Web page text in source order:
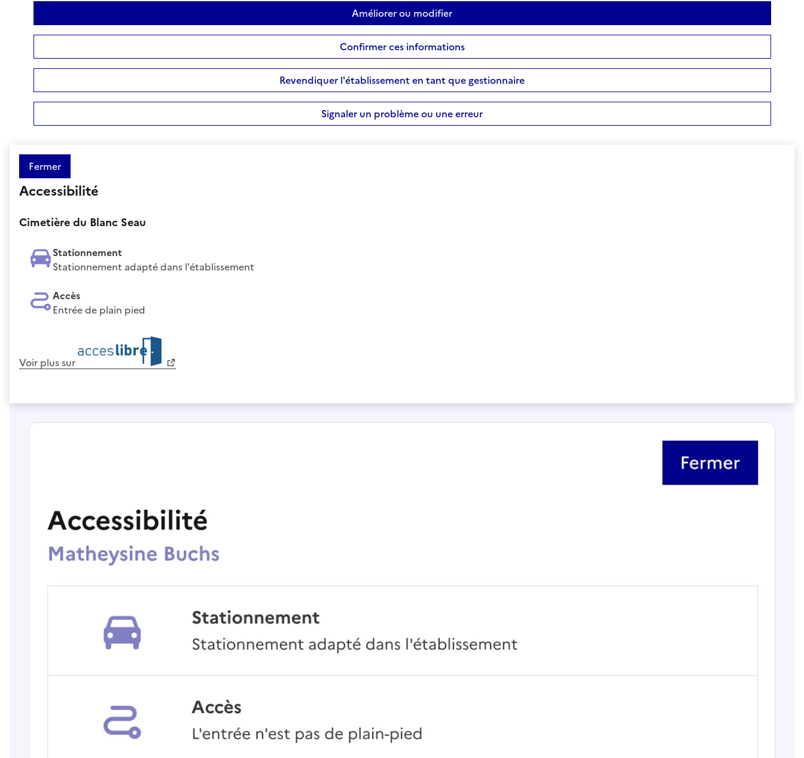
Améliorer ou modifier
Confirmer ces informations
Revendiquer l'établissement en tant que gestionnaire
Signaler un problème ou une erreur
Fermer
Accessibilité
Cimetière du Blanc Seau
Stationnement
Stationnement adapté dans l'établissement
Accès
Entrée de plain pied
Voir plus sur